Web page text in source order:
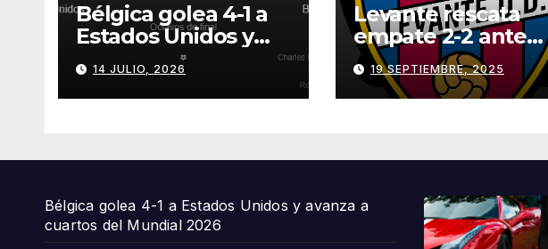
Bélgica golea 4-1 a
Estados Unidos y
avanza a cuartos del
Mundial 2026
14 JULIO, 2026
Levante rescata
empate 2-2 ante
Betis | Remontada
incluida
19 SEPTIEMBRE, 2025
Bélgica golea 4-1 a Estados Unidos y avanza a
cuartos del Mundial 2026